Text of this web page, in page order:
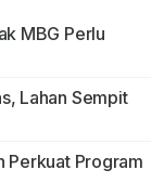
MBG Perlu
Lahan Sempit
Perkuat Program